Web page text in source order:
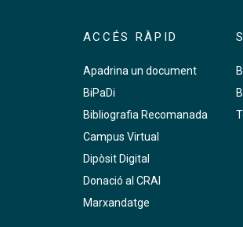
ACCÉS RÀPID
Apadrina un document
BiPaDi
Bibliografia Recomanada
Campus Virtual
Dipòsit Digital
Donació al CRAI
Marxandatge